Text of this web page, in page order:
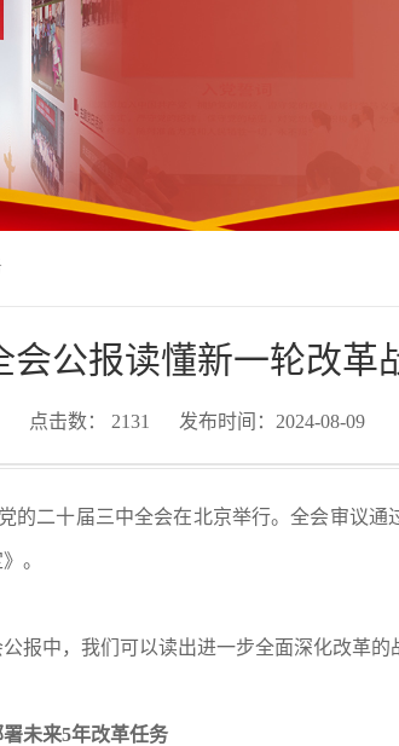
会公报读懂新一轮改革
点击数： 2131 发布时间：2024-08-09
二十届三中全会在北京举行。全会审议通
。
报中，我们可以读出进一步全面深化改革的
署未来5年改革任务